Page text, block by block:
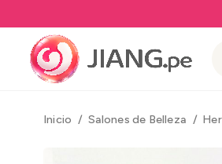
Inicio Salones de Belleza